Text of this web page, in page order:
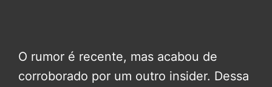
O rumor é recente, mas acabou de
corroborado por um outro insider. Dessa